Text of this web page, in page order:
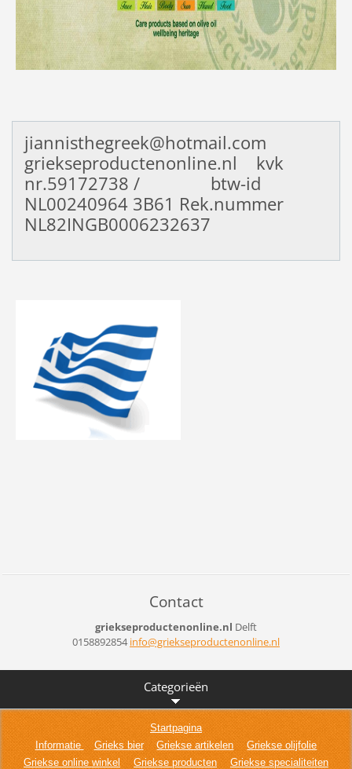
jiannisthegreek@hotmail.com
griekseproductenonline.nl kvk
nr.59172738 / btw-id
NL002409643B61 Rek.nummer
NL82INGB0006232637
Contact
griekseproductenonline.nl Delft
0158892854info@griekseproductenonline.nl
Categorieën
Startpagina
Informatie
Grieks bier Griekse artikelen
Griekse olijfolie
Griekse online winkel
Griekse producten Griekse specialiteiten